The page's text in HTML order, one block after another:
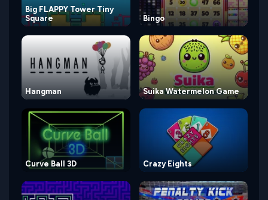
Big FLAPPY Tower Tiny
Square
Bingo
Hangman Suika Watermelon Game
Curve Ball 3D Crazy Eights